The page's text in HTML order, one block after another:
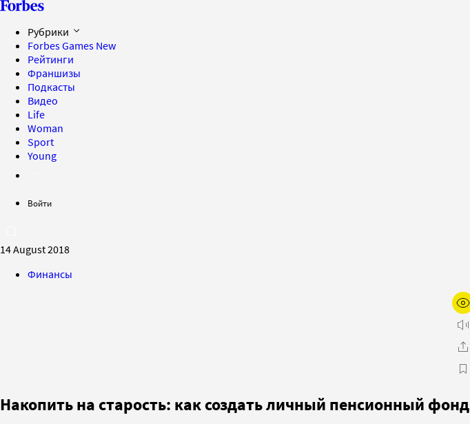
Рубрики
Forbes Games New
Рейтинги
Франшизы
Подкасты
Видео
Life
Woman
Sport
Young
Войти
14 August 2018
Финансы
Накопить на старость: как создать личный пенсионный фонд